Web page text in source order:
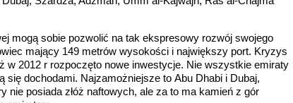
mogą sobie pozwolić na tak ekspresowy rozwój swojego
mający 149 metrów wysokości i największy port. Kryzys
w 2012 r rozpoczęto nowe inwestycje. Nie wszystkie emiraty
się dochodami. Najzamożniejsze to Abu Dhabi i Dubaj,
nie posiada złóż naftowych, ale za to ma kamień z gór